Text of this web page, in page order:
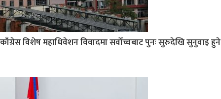
काँग्रेस विशेष महाधिवेशन विवादमा सर्वोच्चबाट पुनः सुरुदेखि सुनुवाइ हुने